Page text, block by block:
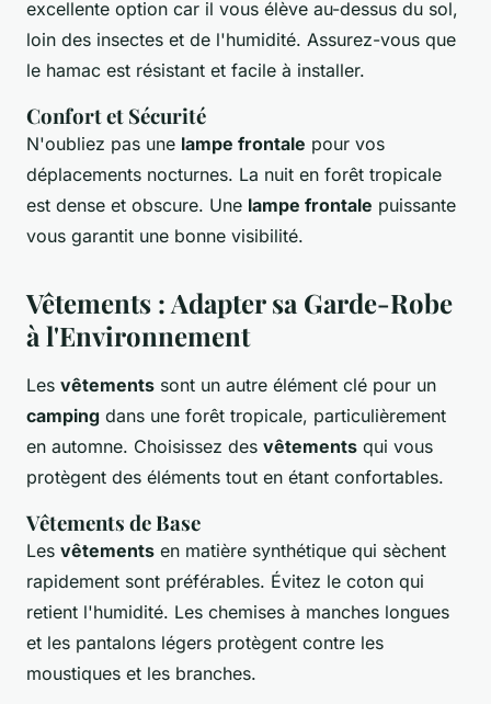
excellente option car il vous élève au-dessus du sol,
loin des insectes et de l'humidité. Assurez-vous que
le hamac est résistant et facile à installer.
Confort et Sécurité
N'oubliez pas une lampe frontale pour vos
déplacements nocturnes. La nuit en forêt tropicale
est dense et obscure. Une lampe frontale puissante
vous garantit une bonne visibilité.
Vêtements : Adapter sa Garde-Robe
à l'Environnement
Les vêtements sont un autre élément clé pour un
camping dans une forêt tropicale, particulièrement
en automne. Choisissez des vêtements qui vous
protègent des éléments tout en étant confortables.
Vêtements de Base
Les vêtements en matière synthétique qui sèchent
rapidement sont préférables. Évitez le coton qui
retient l'humidité. Les chemises à manches longues
et les pantalons légers protègent contre les
moustiques et les branches.